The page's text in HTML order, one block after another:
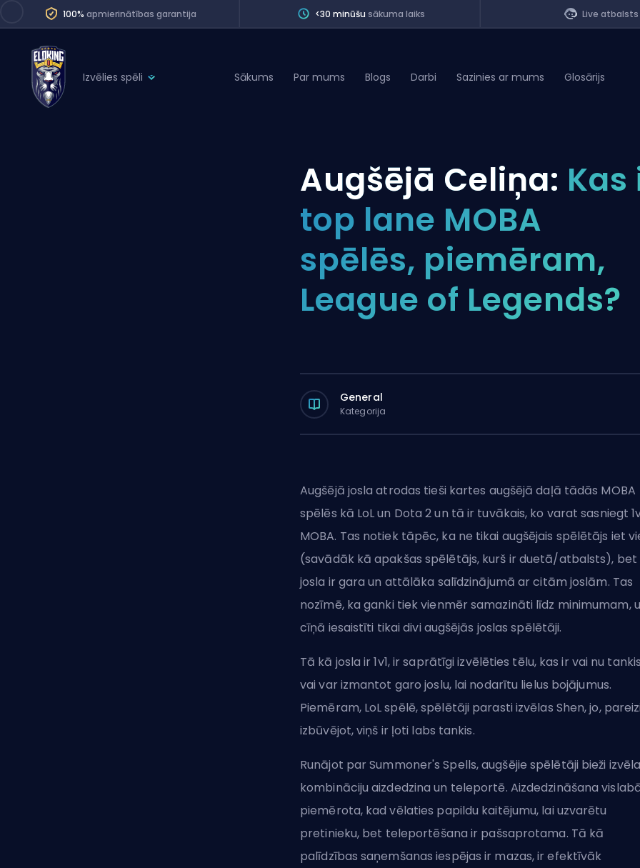
100% apmierinātības garantija <30 minūšu sākuma laiks Live atbalsts
Izvēlies spēli
Division Boost
Coaching
Teammate
Sākums Par mums Blogs Darbi Sazinies ar mums Glosārijs
Augšējā Celiņa: Kas
top lane MOBA
spēlēs, piemēram,
League of Legends?
General
Kategorija
Augšējā josla atrodas tieši kartes augšējā daļā tādās MOBA
spēlēs kā LoL un Dota 2 un tā ir tuvākais, ko varat sasniegt
MOBA. Tas notiek tāpēc, ka ne tikai augšējais spēlētājs iet
(savādāk kā apakšas spēlētājs, kurš ir duetā/atbalsts), bet
josla ir gara un attālāka salīdzinājumā ar citām joslām. Tas
nozīmē, kaganki tiek vienmēr samazināti līdz minimumam,
cīņā iesaistīti tikai divi augšējās joslas spēlētāji.
Tā kā josla ir 1v1, ir saprātīgi izvēlēties tēlu, kas ir vai nu
vai var izmantot garo joslu, lai nodarītu lielus bojājumus.
Piemēram, LoL spēlē, spēlētāji parasti izvēlas Shen, jo,
izbūvējot, viņš ir ļoti labs tankis.
Runājot parSummoner's Spells, augšējie spēlētāji bieži
kombināciju aizdedzina un teleportē. Aizdedzināšana
piemērota, kad vēlaties papildu kaitējumu, lai uzvarētu
pretinieku, bet teleportēšana ir pašsaprotama. Tā kā
palīdzības saņemšanas iespējas ir mazas, ir efektīvāk